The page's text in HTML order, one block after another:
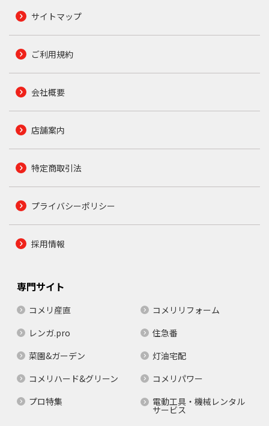
サイトマップ
ご利用規約
会社概要
店舗案内
特定商取引法
プライバシーポリシー
採用情報
専門サイト
コメリ産直
コメリリフォーム
レンガ.pro
住急番
菜園&ガーデン
灯油宅配
コメリハード&グリーン
コメリパワー
プロ特集
電動工具・機械レンタル
サービス